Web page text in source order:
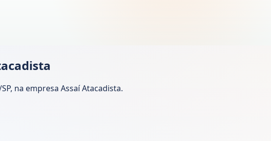
na empresa Assaí Atacadista.